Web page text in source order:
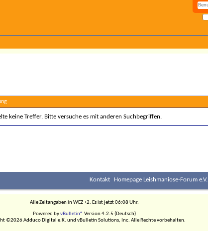
keine Treffer. Bitte versuche es mit anderen Suchbegriffen.
Kontakt Homepage Leishmaniose-Forum e.V.
Alle Zeitangaben in WEZ +2. Es ist jetzt06:08 Uhr.
Powered byvBulletin® Version 4.2.5 (Deutsch)
©2026 Adduco Digital e.K. und vBulletin Solutions, Inc. Alle Rechte vorbehalten.